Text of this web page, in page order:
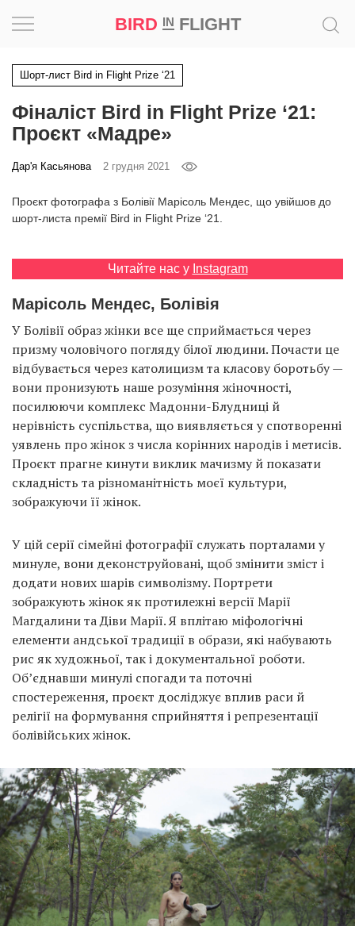
BIRD INFLIGHT
Шорт-лист Bird in Flight Prize ‘21
Фіналіст Bird in Flight Prize ‘21:
Проєкт «Мадре»
Дар'я Касьянова 2 грудня 2021
Проєкт фотографа з Болівії Марісоль Мендес, що увійшов до
шорт-листа премії Bird in Flight Prize ‘21.
Читайте нас у Instagram
Марісоль Мендес, Болівія
У Болівії образ жінки все ще сприймається через
призму чоловічого погляду білої людини. Почасти це
відбувається через католицизм та класову боротьбу —
вони пронизують наше розуміння жіночності,
посилюючи комплекс Мадонни-Блудниці й
нерівність суспільства, що виявляється у спотворенні
уявлень про жінок з числа корінних народів і метисів.
Проєкт прагне кинути виклик мачизму й показати
складність та різноманітність моєї культури,
зображуючи її жінок.
У цій серії сімейні фотографії служать порталами у
минуле, вони деконструйовані, щоб змінити зміст і
додати нових шарів символізму. Портрети
зображують жінок як протилежні версії Марії
Магдалини та Діви Марії. Я вплітаю міфологічні
елементи андської традиції в образи, які набувають
рис як художньої, так і документальної роботи.
Об’єднавши минулі спогади та поточні
спостереження, проєкт досліджує вплив раси й
релігії на формування сприйняття і репрезентації
болівійських жінок.